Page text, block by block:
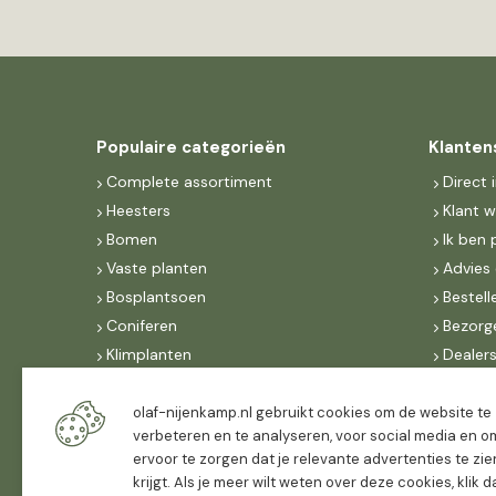
Populaire categorieën
Complete assortiment
Heesters
Bomen
Vaste planten
Bosplantsoen
Coniferen
Klimplanten
Dak, lei- & vormbomen
Dealers
Direct
Klant
Ik ben
Dealers
FAQ
olaf-nijenkamp.nl gebruikt cookies om de website te
verbeteren en te analyseren, voor social media en
ervoor te zorgen dat je relevante advertenties te
krijgt. Als je meer wilt weten over deze cookies, klik